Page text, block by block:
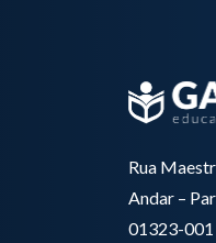
Rua
Andar –
01323-001